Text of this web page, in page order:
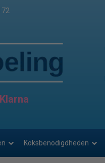
Klarna
Koksbenodigdheden